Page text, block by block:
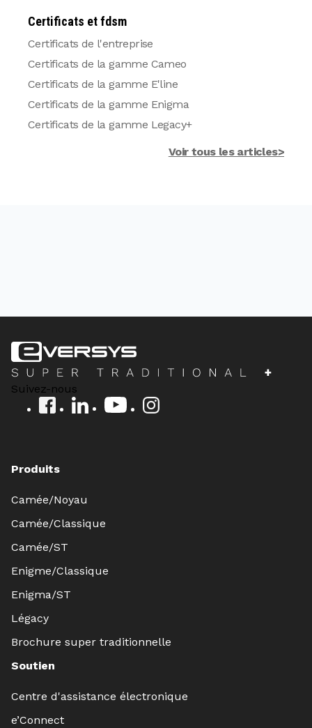
Certificats et fdsm
Certificats de l'entreprise
Certificats de la gamme Cameo
Certificats de la gamme E'line
Certificats de la gamme Enigma
Certificats de la gamme Legacy+
Voir tous les articles>
Suivez-nous
Produits
Camée/Noyau
Camée/Classique
Camée/ST
Enigme/Classique
Enigma/ST
Légacy
Brochure super traditionnelle
Soutien
Centre d'assistance électronique
e’Connect